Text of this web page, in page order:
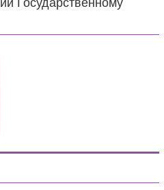
Государственному